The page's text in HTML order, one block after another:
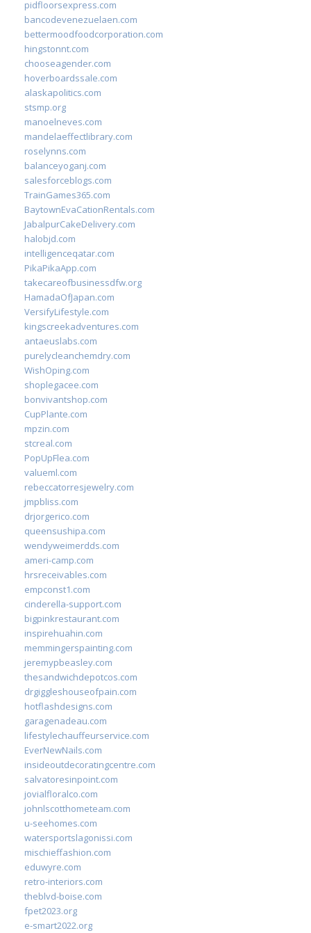
pidfloorsexpress.com
bancodevenezuelaen.com
bettermoodfoodcorporation.com
hingstonnt.com
chooseagender.com
hoverboardssale.com
alaskapolitics.com
stsmp.org
manoelneves.com
mandelaeffectlibrary.com
roselynns.com
balanceyoganj.com
salesforceblogs.com
TrainGames365.com
BaytownEvaCationRentals.com
JabalpurCakeDelivery.com
halobjd.com
intelligenceqatar.com
PikaPikaApp.com
takecareofbusinessdfw.org
HamadaOfJapan.com
VersifyLifestyle.com
kingscreekadventures.com
antaeuslabs.com
purelycleanchemdry.com
WishOping.com
shoplegacee.com
bonvivantshop.com
CupPlante.com
mpzin.com
stcreal.com
PopUpFlea.com
valueml.com
rebeccatorresjewelry.com
jmpbliss.com
drjorgerico.com
queensushipa.com
wendyweimerdds.com
ameri-camp.com
hrsreceivables.com
empconst1.com
cinderella-support.com
bigpinkrestaurant.com
inspirehuahin.com
memmingerspainting.com
jeremypbeasley.com
thesandwichdepotcos.com
drgiggleshouseofpain.com
hotflashdesigns.com
garagenadeau.com
lifestylechauffeurservice.com
EverNewNails.com
insideoutdecoratingcentre.com
salvatoresinpoint.com
jovialfloralco.com
johnlscotthometeam.com
u-seehomes.com
watersportslagonissi.com
mischieffashion.com
eduwyre.com
retro-interiors.com
theblvd-boise.com
fpet2023.org
e-smart2022.org